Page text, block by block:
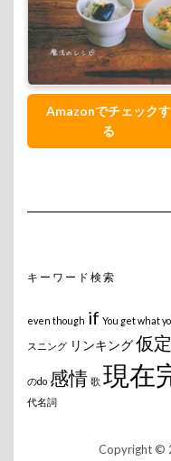
Amazonでチェックす
る
キーワード検索
even though if You get what
スニング リンキング仮
のdo 感情 歌 現在
代名詞
Copyright ©